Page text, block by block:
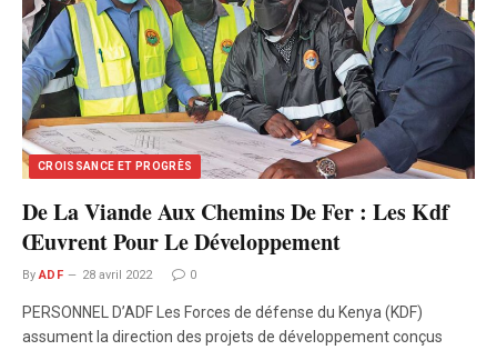
CROISSANCE ET PROGRÈS
De La Viande Aux Chemins De Fer : Les Kdf
Œuvrent Pour Le Développement
By ADF 28 avril 2022 0
PERSONNEL D’ADF Les Forces de défense du Kenya (KDF)
assument la direction des projets de développement conçus